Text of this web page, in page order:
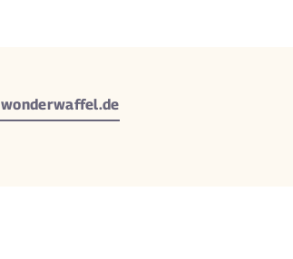
wonderwaffel.de